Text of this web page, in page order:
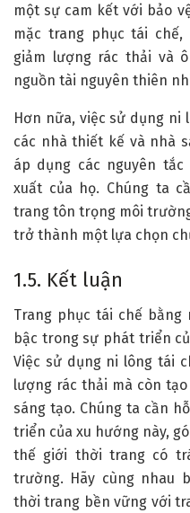
một sự cam kết với bảo
mặc trang phục tái
giảm lượng rác thải và
nguồn tài nguyên thiên
Hơn nữa, việc sử dụng
các nhà thiết kế và nhà
áp dụng các nguyên
xuất của họ. Chúng ta
trang tôn trọng môi
trở thành một lựa chọn
1.5. Kết luận
Trang phục tái chế
bậc trong sự phát triển
Việc sử dụng ni lông tái
lượng rác thải mà còn
sáng tạo. Chúng ta cần
triển của xu hướng này,
thế giới thời trang có
trường. Hãy cùng nhau
thời trang bền vững với